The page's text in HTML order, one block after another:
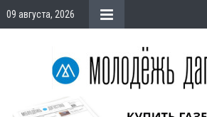
09 августа, 2026